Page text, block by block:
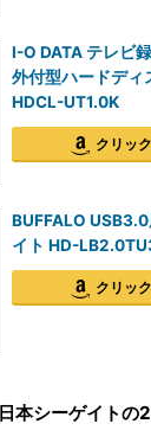
I-O DATA テレビ
外付型ハードディ
HDCL-UT1.0K
クリッ
BUFFALO
イト HD-
クリッ
本シーゲイト